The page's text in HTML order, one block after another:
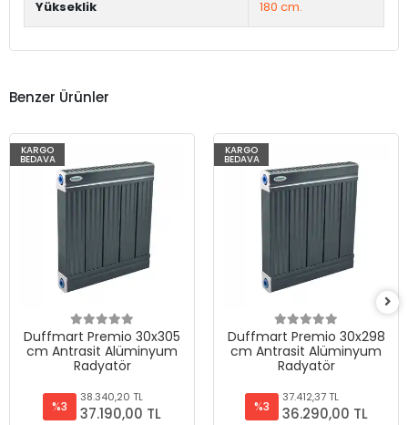
Yükseklik 180 cm.
Benzer Ürünler
KARGO
BEDAVA
Duffmart Premio 30x305
cm Antrasit Alüminyum
Radyatör
%3
38.340,20 TL
37.190,00 TL
KARGO
BEDAVA
Duffmart Premio 30x298
cm Antrasit Alüminyum
Radyatör
%3
37.412,37 TL
36.290,00 TL